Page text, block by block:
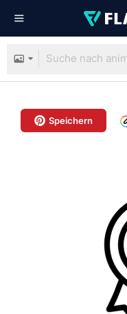
Speichern